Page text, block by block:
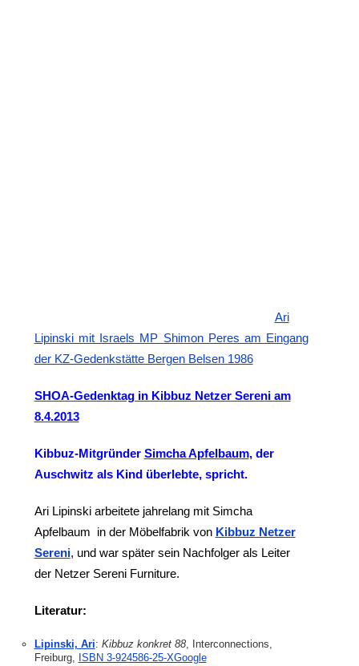
Ari
Lipinski mit Israels MP Shimon Peres am Eingang
der KZ-Gedenkstätte Bergen Belsen 1986
SHOA-Gedenktag in Kibbuz Netzer Sereni am
8.4.2013
Kibbuz-Mitgründer Simcha Apfelbaum, der
Auschwitz als Kind überlebte, spricht.
Ari Lipinski arbeitete jahrelang mit Simcha
Apfelbaum in der Möbelfabrik von Kibbuz Netzer
Sereni, und war später sein Nachfolger als Leiter
der Netzer Sereni Furniture.
Literatur:
Lipinski, Ari: Kibbuz konkret 88, Interconnections,
Freiburg, ISBN 3-924586-25-XGoogle